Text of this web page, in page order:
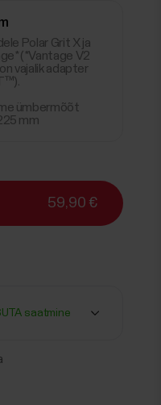
Polar Grit X ja
(*Vantage V2
vajalik adapter
ümbermõõt
mm
59,90 €
saatmine